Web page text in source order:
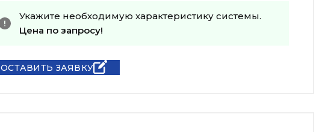
Укажите необходимую характеристику системы.
Цена по запросу!
ОСТАВИТЬ ЗАЯВКУ